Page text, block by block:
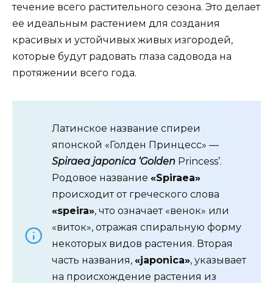
течение всего растительного сезона. Это делает
ее идеальным растением для создания
красивых и устойчивых живых изгородей,
которые будут радовать глаза садовода на
протяжении всего года.
Латинское название спиреи
японской «Голден Принцесс» —
Spiraea japonica ‘Golden Princess’.
Родовое название «Spiraea»
происходит от греческого слова
«speira», что означает «венок» или
«виток», отражая спиральную форму
некоторых видов растения. Вторая
часть названия, «japonica», указывает
на происхождение растения из